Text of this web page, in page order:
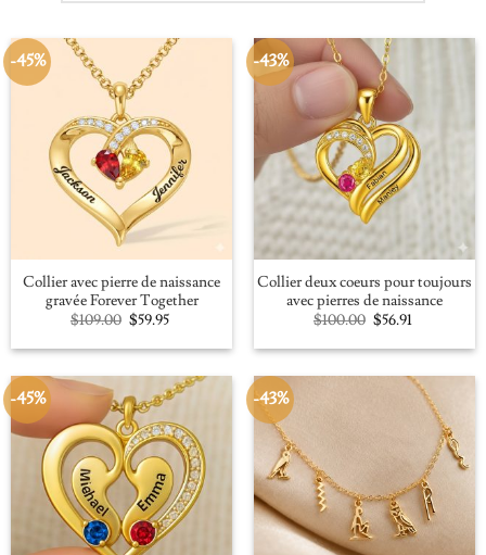
-45%
Collier avec pierre de naissance
gravée Forever Together
$109.00 Original
price
was:
$59.95Current
is:
-43%
Collier deux coeurs pour toujours
avec pierres de naissance
$100.00 Original
price
was:
$56.91Current
is:
-45% -43%